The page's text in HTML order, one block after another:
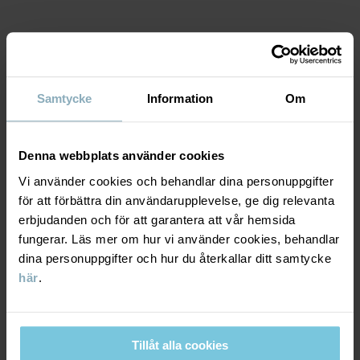
Samtycke Information Om
Denna webbplats använder cookies
Vi använder cookies och behandlar dina personuppgifter
för att förbättra din användarupplevelse, ge dig relevanta
erbjudanden och för att garantera att vår hemsida
fungerar. Läs mer om hur vi använder cookies, behandlar
dina personuppgifter och hur du återkallar ditt samtycke
här.
Tillåt alla cookies
Tillverkningsland:Indien
100% Cotton Organic
Skötselråd
TVÄTT
Ej blekning
LEVERANS & RETUR
Leverans & retur
Vi erbjuder fri frakt över 699 kr och leveranstiden är 1–4 dagar. I
kassan visas de tillgängliga leveransalternativ baserat på vilket
FACTORY